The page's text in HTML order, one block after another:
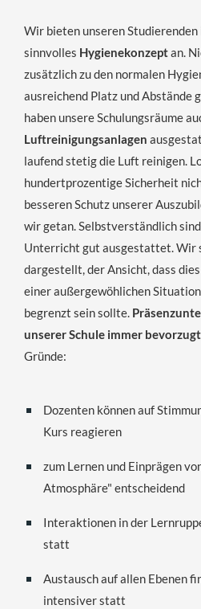
Wir bieten unseren Studierenden
sinnvolles Hygienekonzeptan.
zusätzlich zu den normalen
ausreichend Platz und Abstände
haben unsere Schulungsräume
Luftreinigungsanlagen
laufend stetig die Luft reinigen.
hundertprozentige Sicherheit
besseren Schutz unserer
wir getan. Selbstverständlich
Unterricht gut ausgestattet. Wir
dargestellt, der Ansicht, dass
einer außergewöhlichen
begrenzt sein sollte.
unserer Schule immer bevorzugt
Gründe:
Dozenten können auf
Kurs reagieren
zum Lernen und Einprägen
Atmosphäre" entscheidend
Interaktionen in der
statt
Austausch auf allen Ebenen
intensiver statt